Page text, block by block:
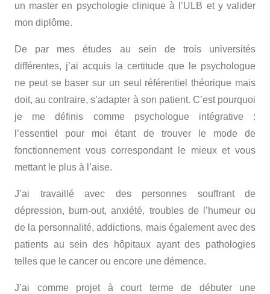
un master en psychologie clinique à l’ULB et y valider
mon diplôme.
De par mes études au sein de trois universités
différentes, j’ai acquis la certitude que le psychologue
ne peut se baser sur un seul référentiel théorique mais
doit, au contraire, s’adapter à son patient. C’est pourquoi
je me définis comme psychologue intégrative :
l’essentiel pour moi étant de trouver le mode de
fonctionnement vous correspondant le mieux et vous
mettant le plus à l’aise.
J’ai travaillé avec des personnes souffrant de
dépression, burn-out, anxiété, troubles de l’humeur ou
de la personnalité, addictions, mais également avec des
patients au sein des hôpitaux ayant des pathologies
telles que le cancer ou encore une démence.
J’ai comme projet à court terme de débuter une